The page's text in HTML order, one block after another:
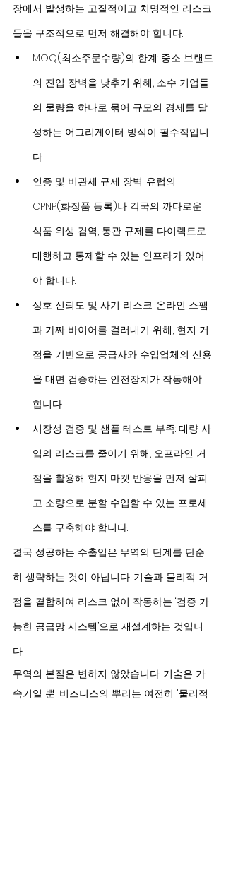
장에서 발생하는 고질적이고 치명적인 리스크
들을 구조적으로 먼저 해결해야 합니다.
MOQ(최소주문수량)의 한계: 중소 브랜드
의 진입 장벽을 낮추기 위해, 소수 기업들
의 물량을 하나로 묶어 규모의 경제를 달
성하는 어그리게이터 방식이 필수적입니
다.
인증 및 비관세 규제 장벽: 유럽의
CPNP(화장품 등록)나 각국의 까다로운
식품 위생 검역, 통관 규제를 다이렉트로
대행하고 통제할 수 있는 인프라가 있어
야 합니다.
상호 신뢰도 및 사기 리스크: 온라인 스팸
과 가짜 바이어를 걸러내기 위해, 현지 거
점을 기반으로 공급자와 수입업체의 신용
을 대면 검증하는 안전장치가 작동해야
합니다.
시장성 검증 및 샘플 테스트 부족: 대량 사
입의 리스크를 줄이기 위해, 오프라인 거
점을 활용해 현지 마켓 반응을 먼저 살피
고 소량으로 분할 수입할 수 있는 프로세
스를 구축해야 합니다.
결국 성공하는 수출입은 무역의 단계를 단순
히 생략하는 것이 아닙니다. 기술과 물리적 거
점을 결합하여 리스크 없이 작동하는 ‘검증 가
능한 공급망 시스템’으로 재설계하는 것입니
다.
무역의 본질은 변하지 않았습니다. 기술은 가
속기일 뿐, 비즈니스의 뿌리는 여전히 '물리적